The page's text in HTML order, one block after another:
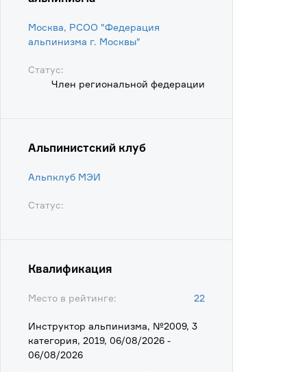
Москва, РСОО "Федерация
альпинизма г. Москвы"
Статус:
Член региональной федерации
Альпинистский клуб
Альпклуб МЭИ
Статус:
Квалификация
Место в рейтинге: 22
Инструктор альпинизма, №2009, 3
категория, 2019, 06/08/2026 -
06/08/2026